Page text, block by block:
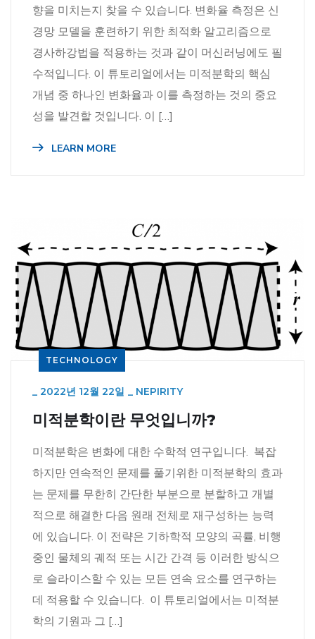
향을 미치는지 찾을 수 있습니다. 변화율 측정은 신
경망 모델을 훈련하기 위한 최적화 알고리즘으로
경사하강법을 적용하는 것과 같이 머신러닝에도 필
수적입니다. 이 튜토리얼에서는 미적분학의 핵심
개념 중 하나인 변화율과 이를 측정하는 것의 중요
성을 발견할 것입니다. 이 […]
LEARN MORE
TECHNOLOGY
_ 2022년 12월 22일 _ NEPIRITY
미적분학이란 무엇입니까?
미적분학은 변화에 대한 수학적 연구입니다. 복잡
하지만 연속적인 문제를 풀기위한 미적분학의 효과
는 문제를 무한히 간단한 부분으로 분할하고 개별
적으로 해결한 다음 원래 전체로 재구성하는 능력
에 있습니다. 이 전략은 기하학적 모양의 곡률, 비행
중인 물체의 궤적 또는 시간 간격 등 이러한 방식으
로 슬라이스할 수 있는 모든 연속 요소를 연구하는
데 적용할 수 있습니다. 이 튜토리얼에서는 미적분
학의 기원과 그 […]